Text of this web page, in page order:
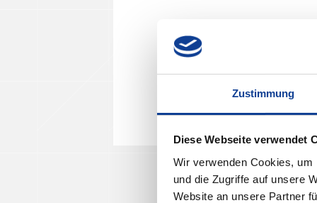
Zustimmung
Diese Webseite verwendet
Wir verwenden Cookies,
und die Zugriffe auf unsere
Website an unsere Partner